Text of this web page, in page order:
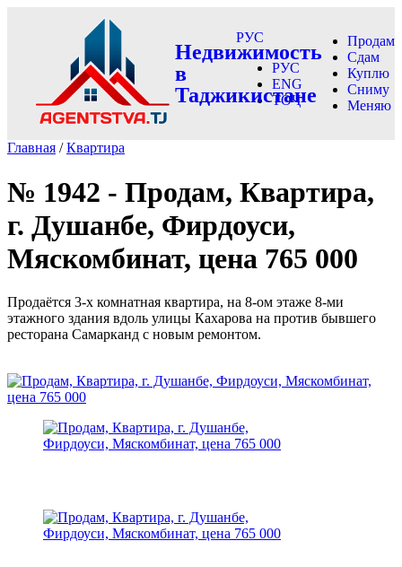
Недвижимость
в
Таджикистане
РУС
РУС
ENG
ТОҶ
Продам
Сдам
Куплю
Сниму
Меняю
Главная /Квартира
№ 1942 - Продам, Квартира,
г. Душанбе, Фирдоуси,
Мяскомбинат, цена 765 000
Продаётся 3-х комнатная квартира, на 8-ом этаже 8-ми
этажного здания вдоль улицы Кахарова на против бывшего
ресторана Самарканд с новым ремонтом.